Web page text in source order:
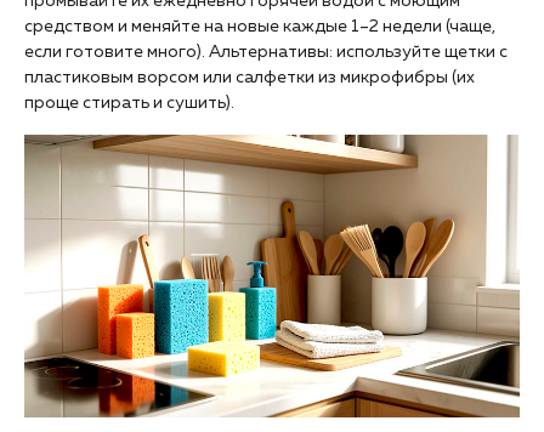
средством и меняйте на новые каждые 1–2 недели (чаще,
если готовите много). Альтернативы: используйте щетки с
пластиковым ворсом или салфетки из микрофибры (их
проще стирать и сушить).